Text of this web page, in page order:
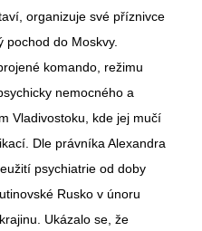
organizuje své příznivce
pochod do Moskvy.
komando, režimu
nemocného a
Vladivostoku, kde jej mučí
Dle právníka Alexandra
psychiatrie od doby
Rusko v únoru
Ukázalo se, že